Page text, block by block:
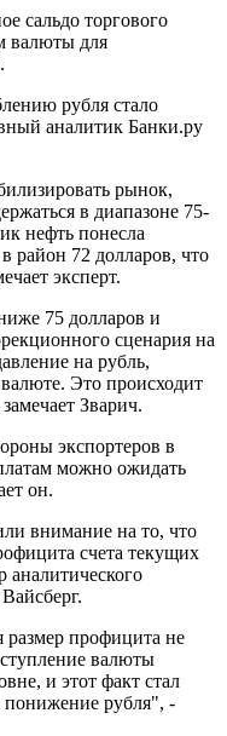
сальдо торгового
валюты для
рубля стало
аналитик Банки.ру
рынок,
в диапазоне 75-
нефть понесла
район 72 долларов, что
эксперт.
75 долларов и
сценария на
на рубль,
Это происходит
Зварич.
экспортеров в
можно ожидать
он.
внимание на то, что
счета текущих
аналитического
профицита не
валюты
и этот факт стал
понижение рубля", -